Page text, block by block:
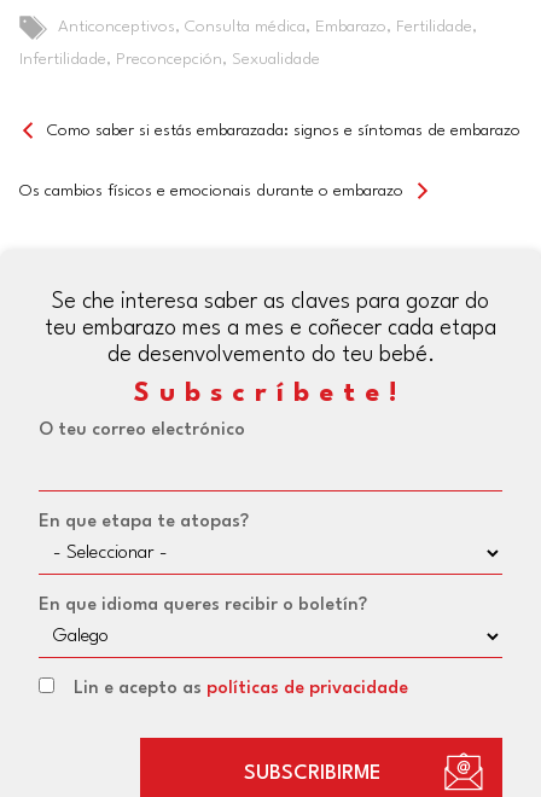
Anticonceptivos, Consulta médica, Embarazo, Fertilidade,
Infertilidade, Preconcepción, Sexualidade
Os cambios físicos e emocionais durante o embarazo
Como saber si estás embarazada: signos e síntomas de embarazo
Se che interesa saber as claves para gozar do
teu embarazo mes a mes e coñecer cada etapa
de desenvolvemento do teu bebé.
Subscríbete!
O teu correo electrónico
En que etapa te atopas?
En que idioma queres recibir o boletín?
Lin e acepto as políticas de privacidade
SUBSCRIBIRME